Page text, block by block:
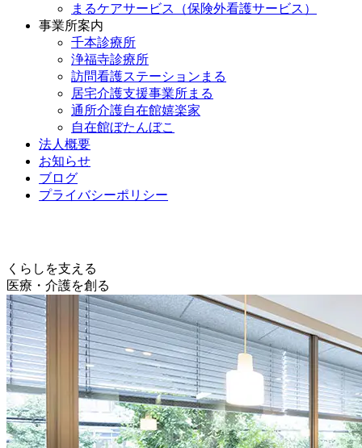
まるケアサービス（保険外看護サービス）
事業所案内
千本診療所
浄福寺診療所
訪問看護ステーションまる
居宅介護支援事業所まる
通所介護自在館嬉楽家
自在館ぼたんぼこ
法人概要
お知らせ
ブログ
プライバシーポリシー
くらしを支える
医療・介護を創る